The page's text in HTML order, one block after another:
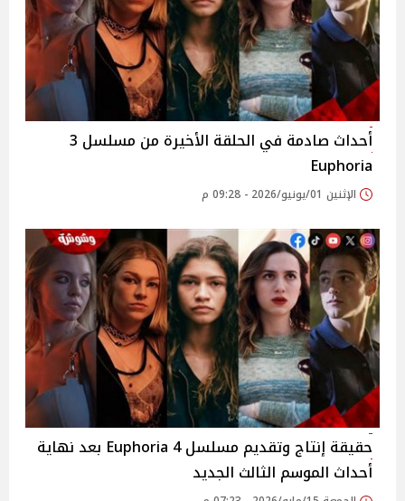
أحداث صادمة في الحلقة الأخيرة من مسلسل 3
Euphoria
الإثنين 01/يونيو/2026 - 09:28 م
حقيقة إنتاج وتقديم مسلسل 4 Euphoria بعد نهاية
أحداث الموسم الثالث الجديد